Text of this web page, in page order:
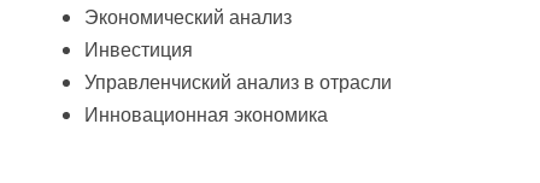
Экономический анализ
Инвестиция
Управленчиский анализ в отрасли
Инновационная экономика